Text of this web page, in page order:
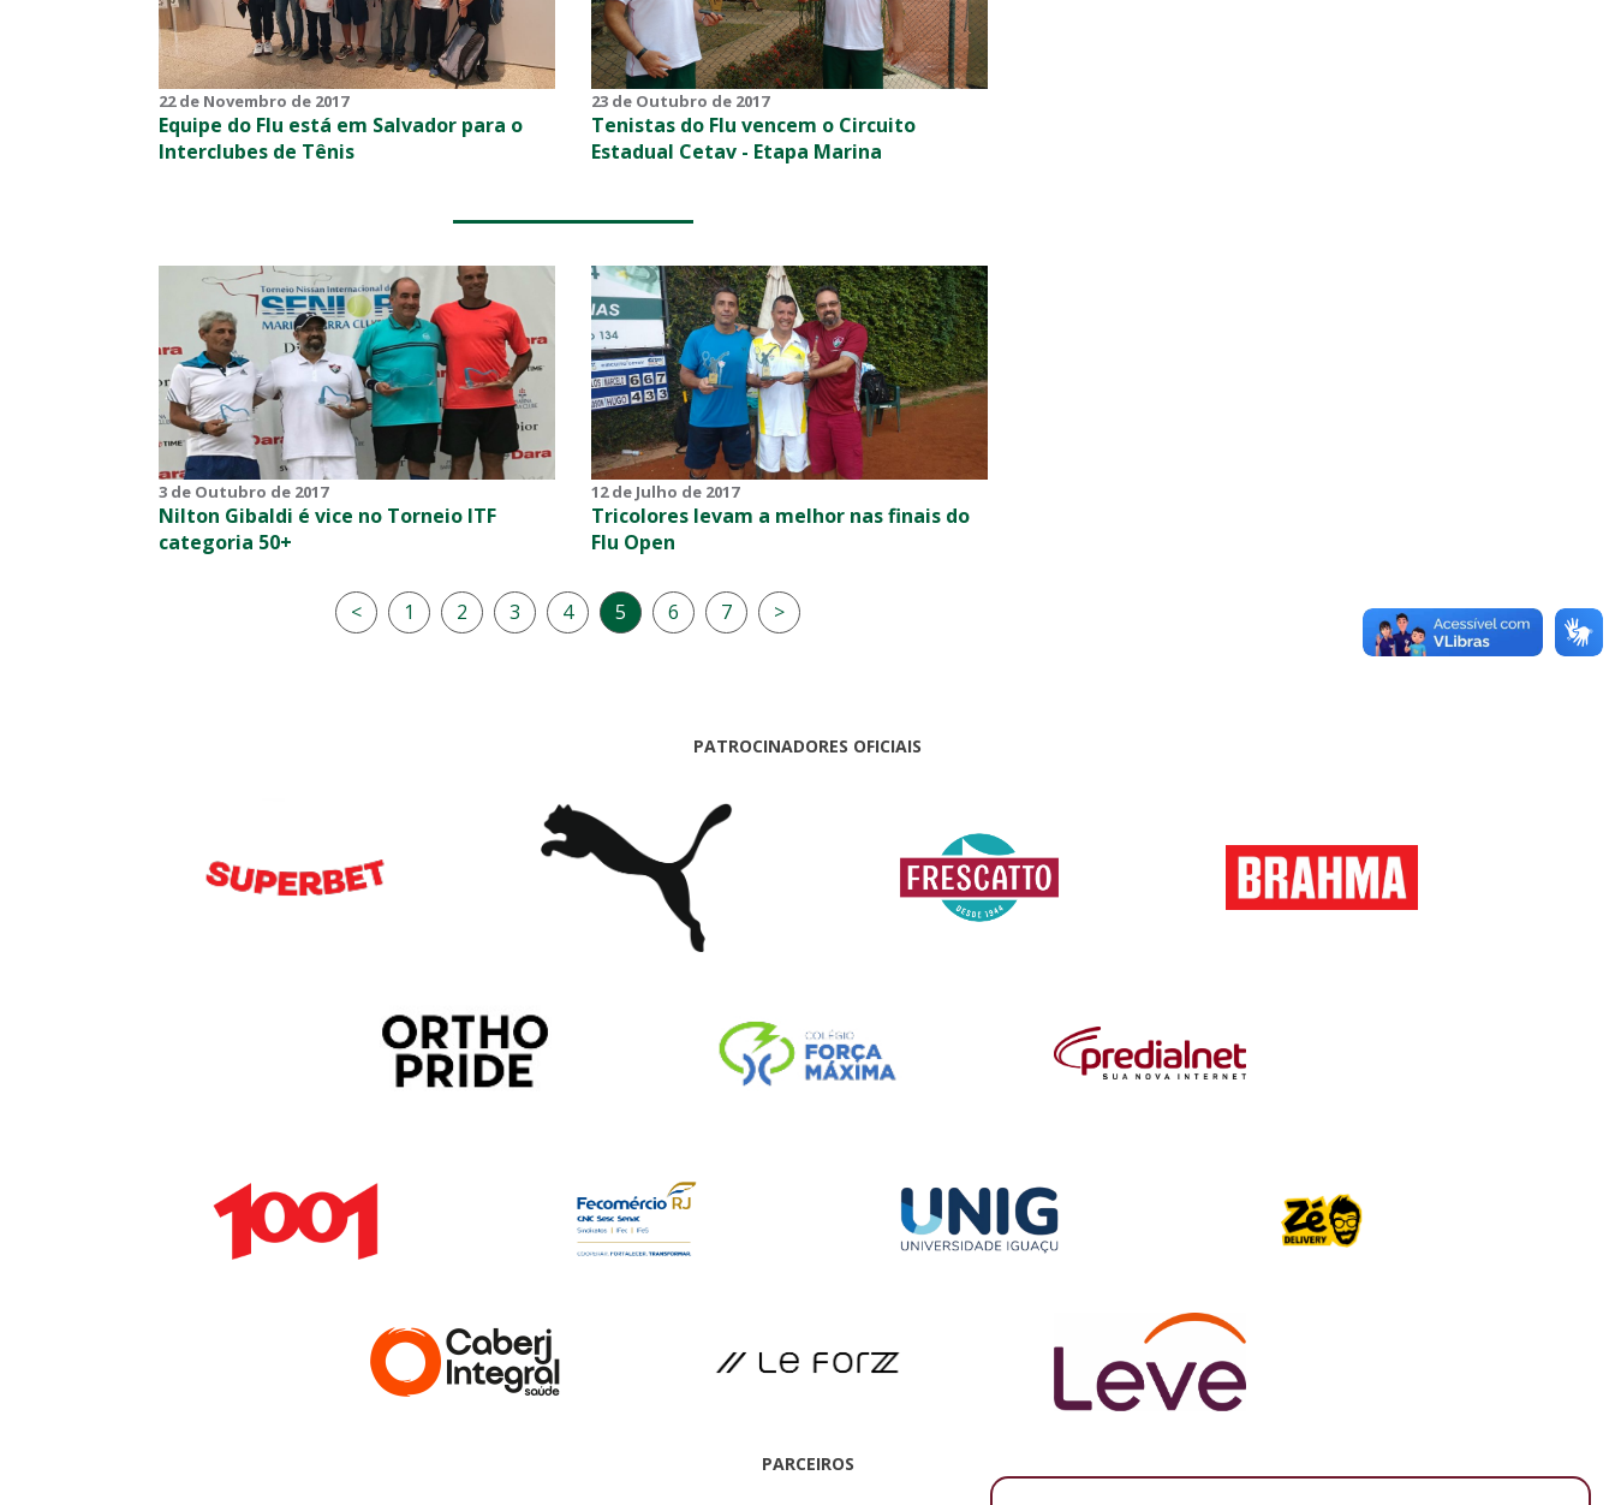
22 de Novembro de 2017
Equipe do Flu está em Salvador para o
Interclubes de Tênis
23 de Outubro de 2017
Tenistas do Flu vencem o Circuito
Estadual Cetav - Etapa Marina
3 de Outubro de 2017
Nilton Gibaldi é vice no Torneio ITF
categoria 50+
12 de Julho de 2017
Tricolores levam a melhor nas finais do
Flu Open
< 1 2 3 4 5 6 7 >
PATROCINADORES OFICIAIS
PARCEIROS